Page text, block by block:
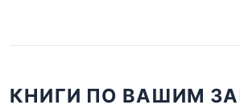
КНИГИ ПО ВАШИМ